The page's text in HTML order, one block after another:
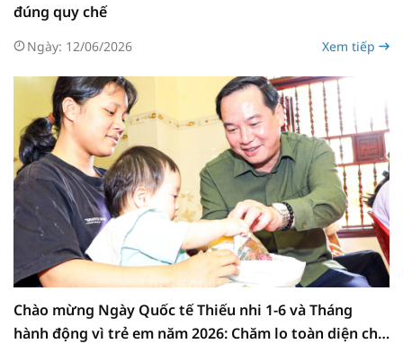
đúng quy chế
Ngày: 12/06/2026 Xem tiếp
Chào mừng Ngày Quốc tế Thiếu nhi 1-6 và Tháng
hành động vì trẻ em năm 2026: Chăm lo toàn diện cho